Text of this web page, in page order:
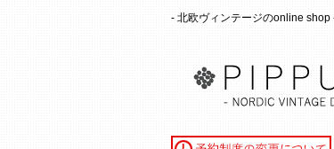
- 北欧ヴィンテージのonline shop